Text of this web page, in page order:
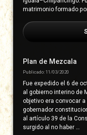
matrimonio formado
Plan de Mezcala
Publicado: 11/03/2020
Fue expedido el 6 de
al gobierno interino de
objetivo era convocar
gobernador
al artículo 39 de la
surgido al no haber …